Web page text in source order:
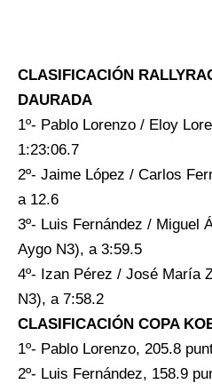
CLASIFICACIÓN
DAURADA
1º- Pablo Lorenzo / Eloy
1:23:06.7
2º- Jaime López / Carlos
a 12.6
3º- Luis Fernández / Miguel
Aygo N3), a 3:59.5
4º- Izan Pérez / José María
N3), a 7:58.2
CLASIFICACIÓN COPA
1º- Pablo Lorenzo, 205.8
2º- Luis Fernández, 158.9